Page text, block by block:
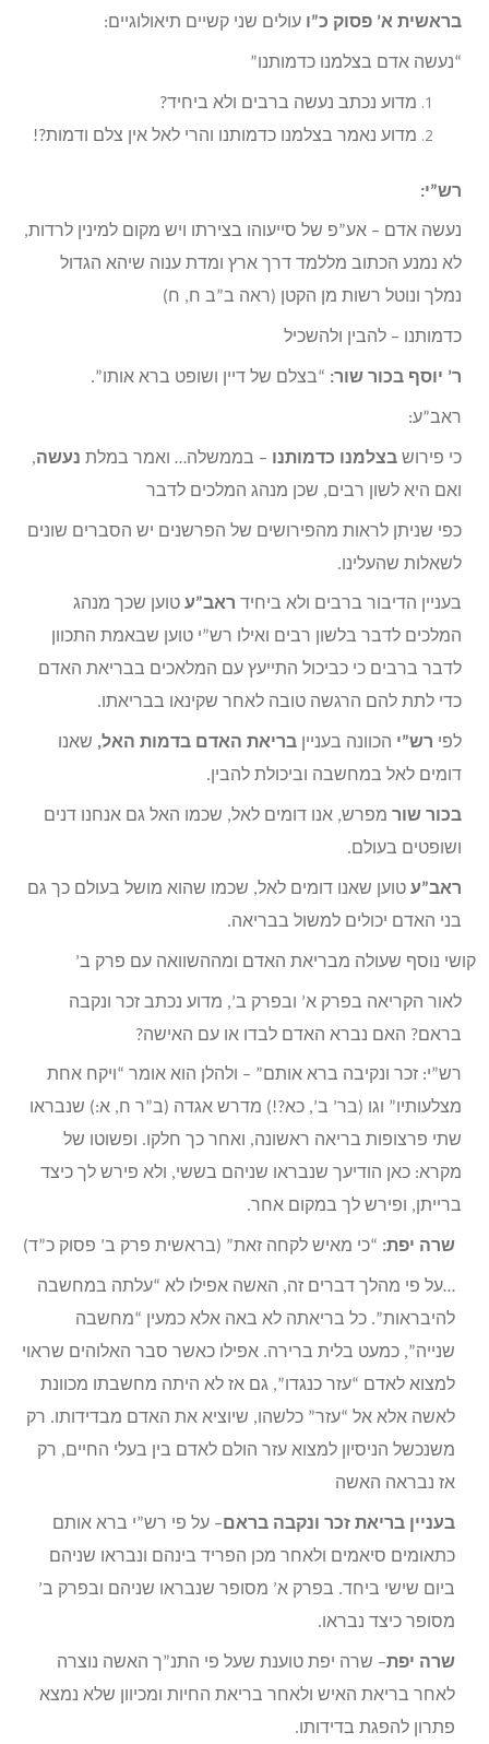
בראשית א’ פסוק כ”ו עולים שני קשיים תיאולוגיים:
“נעשה אדם בצלמנו כדמותנו”
מדוע נכתב נעשה ברבים ולא ביחיד?
מדוע נאמר בצלמנו כדמותנו והרי לאל אין צלם ודמות?!
רש”י:
נעשה אדם – אע”פ של סייעוהו בצירתו ויש מקום למינין לרדות,
לא נמנע הכתוב מללמד דרך ארץ ומדת ענוה שיהא הגדול
נמלך ונוטל רשות מן הקטן (ראה ב”ב ח, ח)
כדמותנו – להבין ולהשכיל
ר’ יוסף בכור שור: “בצלם של דיין ושופט ברא אותו”.
ראב”ע:
כי פירוש בצלמנו כדמותנו – בממשלה… ואמר במלת נעשה,
ואם היא לשון רבים, שכן מנהג המלכים לדבר
כפי שניתן לראות מהפירושים של הפרשנים יש הסברים שונים
לשאלות שהעלינו.
בעניין הדיבור ברבים ולא ביחיד ראב”ע טוען שכך מנהג
המלכים לדבר בלשון רבים ואילו רש”י טוען שבאמת התכוון
לדבר ברבים כי כביכול התייעץ עם המלאכים בבריאת האדם
כדי לתת להם הרגשה טובה לאחר שקינאו בבריאתו.
לפי רש”י הכוונה בעניין בריאת האדם בדמות האל, שאנו
דומים לאל במחשבה וביכולת להבין.
בכור שור מפרש, אנו דומים לאל, שכמו האל גם אנחנו דנים
ושופטים בעולם.
ראב”ע טוען שאנו דומים לאל, שכמו שהוא מושל בעולם כך גם
בני האדם יכולים למשול בבריאה.
קושי נוסף שעולה מבריאת האדם ומההשוואה עם פרק ב’
לאור הקריאה בפרק א’ ובפרק ב’, מדוע נכתב זכר ונקבה
בראם? האם נברא האדם לבדו או עם האישה?
רש”י: זכר ונקיבה ברא אותם” – ולהלן הוא אומר “ויקח אחת
מצלעותיו” וגו (בר’ ב’, כא?!) מדרש אגדה (ב”ר ח, א:) שנבראו
שתי פרצופות בריאה ראשונה, ואחר כך חלקו. ופשוטו של
מקרא: כאן הודיעך שנבראו שניהם בששי, ולא פירש לך כיצד
ברייתן, ופירש לך במקום אחר.
שרה יפת: “כי מאיש לקחה זאת” (בראשית פרק ב’ פסוק כ”ד)
…על פי מהלך דברים זה, האשה אפילו לא “עלתה במחשבה
להיבראות”. כל בריאתה לא באה אלא כמעין “מחשבה
שנייה”, כמעט בלית ברירה. אפילו כאשר סבר האלוהים שראוי
למצוא לאדם “עזר כנגדו”, גם אז לא היתה מחשבתו מכוונת
לאשה אלא אל “עזר” כלשהו, שיוציא את האדם מבדידותו. רק
משנכשל הניסיון למצוא עזר הולם לאדם בין בעלי החיים, רק
אז נבראה האשה
בעניין בריאת זכר ונקבה בראם – על פי רש”י ברא אותם
כתאומים סיאמים ולאחר מכן הפריד בינהם ונבראו שניהם
ביום שישי ביחד. בפרק א’ מסופר שנבראו שניהם ובפרק ב’
מסופר כיצד נבראו.
שרה יפת– שרה יפת טוענת שעל פי התנ”ך האשה נוצרה
לאחר בריאת האיש ולאחר בריאת החיות ומכיוון שלא נמצא
פתרון להפגת בדידותו.